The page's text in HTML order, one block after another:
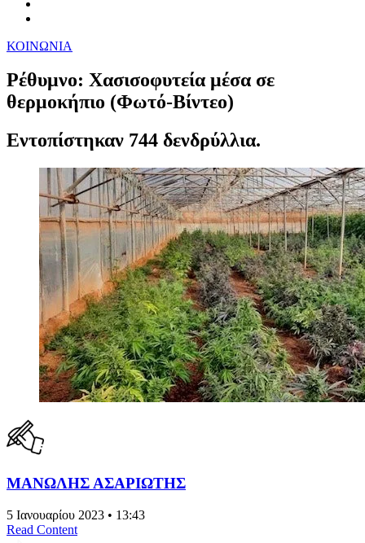
ΚΟΙΝΩΝΙΑ
Ρέθυμνο: Χασισοφυτεία μέσα σε
θερμοκήπιο (Φωτό-Βίντεο)
Εντοπίστηκαν 744 δενδρύλλια.
ΜΑΝΩΛΗΣ ΑΣΑΡΙΩΤΗΣ
5 Ιανουαρίου 2023 • 13:43
Read Content